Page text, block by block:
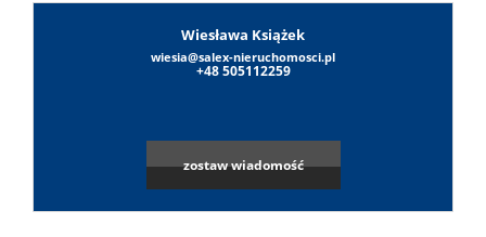
Sałek
Wiesława Książek
wiesia@salex-nieruchomosci.pl
+48 505112259
zostaw wiadomość